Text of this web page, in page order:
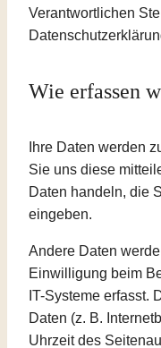
Verantwortlichen
Wie erfassen
Ihre Daten werden
Sie uns diese
Daten handeln, die
eingeben.
Andere Daten
Einwilligung beim
IT-Systeme erfasst.
Daten (z. B.
Uhrzeit des